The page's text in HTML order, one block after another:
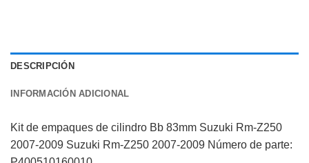
DESCRIPCIÓN
INFORMACIÓN ADICIONAL
Kit de empaques de cilindro Bb 83mm Suzuki Rm-Z250
2007-2009 Suzuki Rm-Z250 2007-2009 Número de parte: